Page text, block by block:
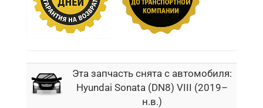
Эта запчасть снята с автомобиля:
Hyundai Sonata (DN8) VIII (2019–
н.в.)